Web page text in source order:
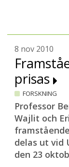
8 nov 2010
prisas
FORSKNING
Professor
Wajlit och
delas ut vid
den 23